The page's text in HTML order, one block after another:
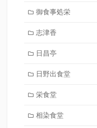
御食事処栄
志津香
日昌亭
日野出食堂
栄食堂
相染食堂